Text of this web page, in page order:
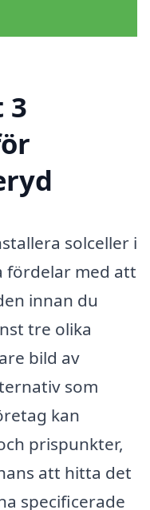
3
solceller i
fördelar med att
innan du
tre olika
bild av
som
kan
prispunkter,
att hitta det
specificerade